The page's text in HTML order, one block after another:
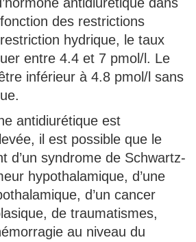
antidiurétique dans
des restrictions
hydrique, le taux
entre 4.4 et 7 pmol/l. Le
inférieur à 4.8 pmol/l sans
antidiurétique est
il est possible que le
d’un syndrome de Schwartz-
hypothalamique, d’une
d’un cancer
de traumatismes,
au niveau du